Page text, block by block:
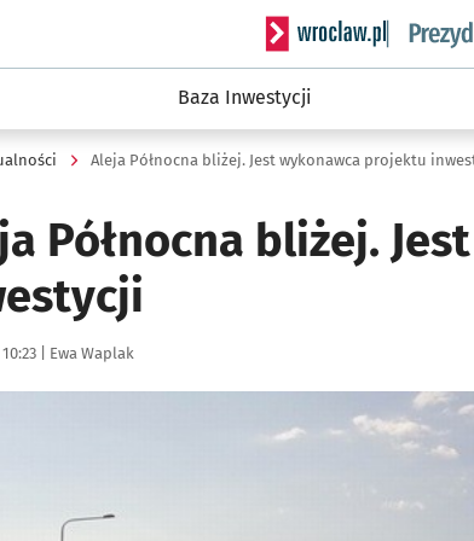
Serwis informacyjny
Baza Inwestycji
Aleja Północna bliżej. Jest wykonawca projektu
Północna bliżej.
| Autor:
Ewa Waplak